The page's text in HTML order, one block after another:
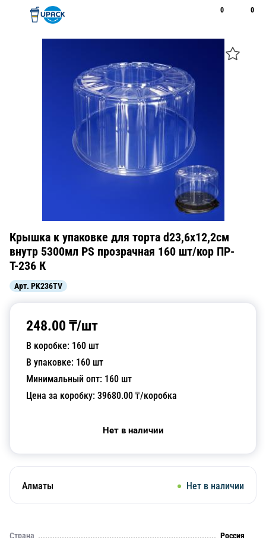
0 0
Крышка к упаковке для торта d23,6х12,2см
внутр 5300мл PS прозрачная 160 шт/кор ПР-
Т-236 К
Арт. PK236TV
248.00 ₸/шт
В коробке: 160 шт
В упаковке: 160 шт
Минимальный опт: 160 шт
Цена за коробку: 39680.00₸/коробка
Нет в наличии
Алматы Нет в наличии
Страна
Россия